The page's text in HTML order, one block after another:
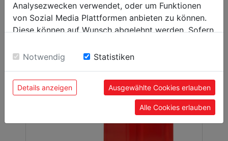
Analysezwecken verwendet, oder um Funktionen
von Sozial Media Plattformen anbieten zu können.
Diese können auf Wunsch abgelehnt werden. Sofern
Einwilligung zu unseren Cookies.
Notwendig Statistiken
Details anzeigen Ausgewählte Cookies erlauben
Alle Cookies erlauben